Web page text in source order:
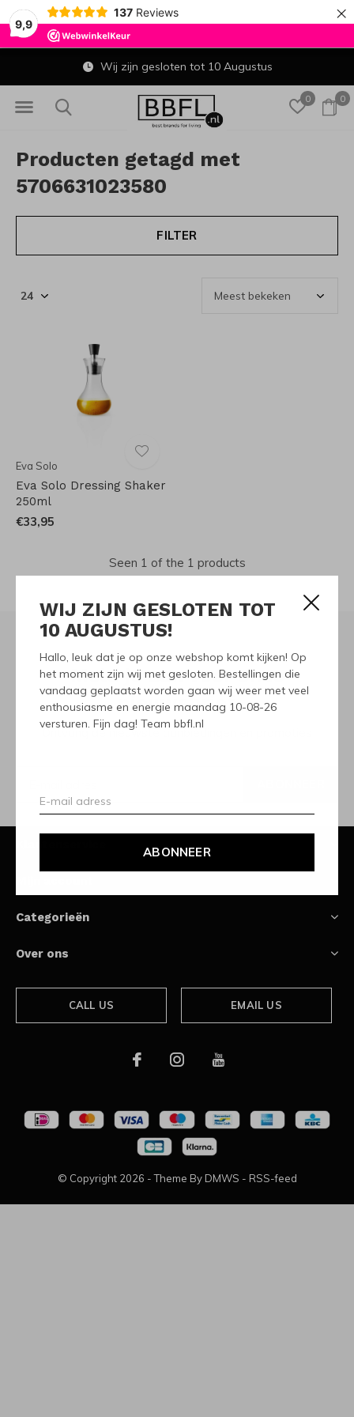
9,9
137 Reviews ×
WIJ ZIJN GESLOTEN TOT
10 AUGUSTUS!
Hallo, leuk dat je op onze webshop komt kijken! Op
het moment zijn wij met gesloten. Bestellingen die
vandaag geplaatst worden gaan wij weer met veel
enthousiasme en energie maandag 10-08-26
versturen. Fijn dag! Team bbfl.nl
ABONNEER
0 0
Wij zijn gesloten tot 10 Augustus
Producten getagd met
5706631023580
FILTER
Eva Solo
Eva Solo Dressing Shaker
250ml
€33,95
Seen 1 of the 1 products
Meld je aan voor onze
nieuwsbrief
Ontvang de nieuwste aanbiedingen en promoties
Categorieën
Over ons
CALL US EMAIL US
© Copyright 2026 - Theme By DMWS - RSS-feed